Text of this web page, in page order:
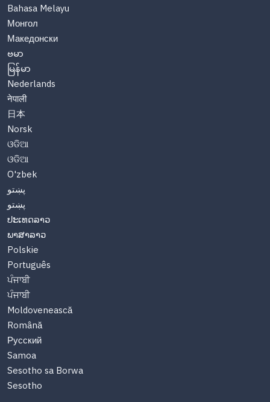
Bahasa Melayu
Монгол
Македонски
ဗမာ
မြန်မာ
Nederlands
नेपाली
日本
Norsk
ଓଡିଆ
ଓଡିଆ
O'zbek
پښتو
پښتو
ປະເທດລາວ
ພາສາລາວ
Polskie
Português
ਪੰਜਾਬੀ
ਪੰਜਾਬੀ
Moldovenească
Română
Русский
Samoa
Sesotho sa Borwa
Sesotho